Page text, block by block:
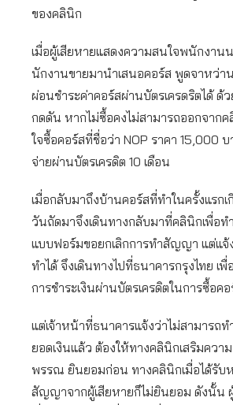
ของคลินิก
เมื่อผู้เสียหายแสดงความสนใจพนักงา
นักงานขายมานำเสนอคอร์ส พูดจาหว่า
ผ่อนชำระค่าคอร์สผ่านบัตรเครดริตได้ ด้
กดดัน หากไม่ซื้อคงไม่สามารถออกจาก
ใจซื้อคอร์สที่ชื่อว่า NOP ราคา 15,000
จ่ายผ่านบัตรเครดิต 10 เดือน
เมื่อกลับมาถึงบ้านคอร์สที่ทำในครั้งแรกเ
วันถัดมาจึงเดินทางกลับมาที่คลินิกเพื่อทำ
แบบฟอร์มขอยกเลิกการทำสัญญา แต่แจ้
ทำได้ จึงเดินทางไปที่ธนาคารกรุงไทย เพื่
การชำระเงินผ่านบัตรเครดิตในการซื้อคอ
แต่เจ้าหน้าที่ธนาคารแจ้งว่าไม่สามารถท
ยอดเงินแล้ว ต้องให้ทางคลินิกเสริมควา
พรรณ ยินยอมก่อน ทางคลินิกเมื่อได้รับ
สัญญาจากผู้เสียหายก็ไม่ยินยอม ดังนั้น